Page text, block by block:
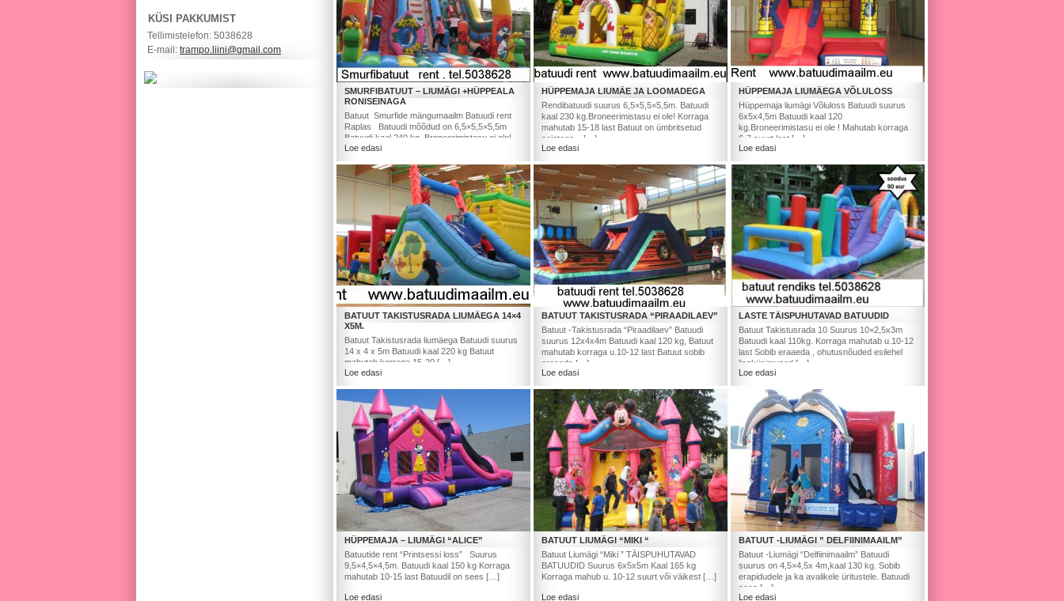
SMURFIBATUUT – LIUMÄGI +HÜPPEALA
RONISEINAGA
Batuut Smurfide mängumaailm Batuudi rent
Raplas Batuudi mõõdud on 6,5×5,5×5,5m
Batuudi kaal 240 kg. Broneerimistasu ei ole!
[…]
Loe edasi
HÜPPEMAJA LIUMÄE JA LOOMADEGA
Rendibatuudi suurus 6,5×5,5×5,5m. Batuudi
kaal 230 kg.Broneerimistasu ei ole! Korraga
mahutab 15-18 last Batuut on ümbritsetud
seintega – […]
Loe edasi
HÜPPEMAJA LIUMÄEGA VÕLULOSS
Hüppemaja liumägi Võluloss Batuudi suurus
6x5x4,5m Batuudi kaal 120
kg.Broneerimistasu ei ole ! Mahutab korraga
6-7 suurt last […]
Loe edasi
BATUUT TAKISTUSRADA LIUMÄEGA 14×4
X5M.
Batuut Takistusrada liumäega Batuudi suurus
14 x 4 x 5m Batuudi kaal 220 kg Batuut
mahutab korraga 15-20 […]
Loe edasi
BATUUT TAKISTUSRADA “PIRAADILAEV”
Batuut -Takistusrada “Piraadilaev” Batuudi
suurus 12x4x4m Batuudi kaal 120 kg, Batuut
mahutab korraga u.10-12 last Batuut sobib
eraaeda […]
Loe edasi
LASTE TÄISPUHUTAVAD BATUUDID
Batuut Takistusrada 10 Suurus 10×2,5x3m
Batuudi kaal 110kg. Korraga mahutab u.10-12
last Sobib eraaeda , ohutusnõuded esilehel
lisaküsimused […]
Loe edasi
HÜPPEMAJA – LIUMÄGI “ALICE”
Batuutide rent “Printsessi loss” Suurus
9,5×4,5×4,5m. Batuudi kaal 150 kg Korraga
mahutab 10-15 last Batuudil on sees […]
Loe edasi
BATUUT LIUMÄGI “MIKI “
Batuut Liumägi “Miki ” TÄISPUHUTAVAD
BATUUDID Suurus 6x5x5m Kaal 165 kg
Korraga mahub u. 10-12 suurt või väikest […]
Loe edasi
BATUUT -LIUMÄGI ” DELFIINIMAAILM”
Batuut -Liumägi “Delfiinimaailm” Batuudi
suurus on 4,5×4,5x 4m,kaal 130 kg. Sobib
erapidudele ja ka avalikele üritustele. Batuudi
sees […]
Loe edasi
KÜSI PAKKUMIST
Tellimistelefon: 5038628
E-mail: trampo.liini@gmail.com